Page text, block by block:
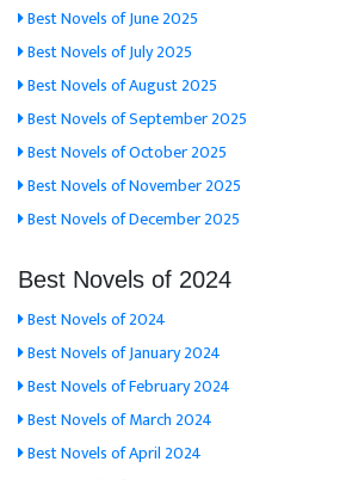
Best Novels of June 2025
Best Novels of July 2025
Best Novels of August 2025
Best Novels of September 2025
Best Novels of October 2025
Best Novels of November 2025
Best Novels of December 2025
Best Novels of 2024
Best Novels of 2024
Best Novels of January 2024
Best Novels of February 2024
Best Novels of March 2024
Best Novels of April 2024